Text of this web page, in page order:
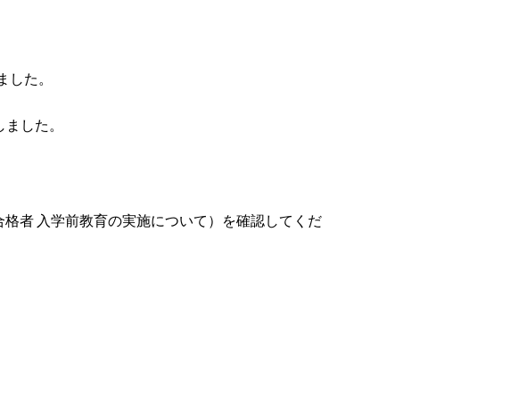
た。
した。
格者 入学前教育の実施について）を確認してくだ